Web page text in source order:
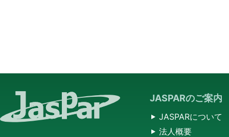
JASPARのご案内
JASPARについて
法人概要